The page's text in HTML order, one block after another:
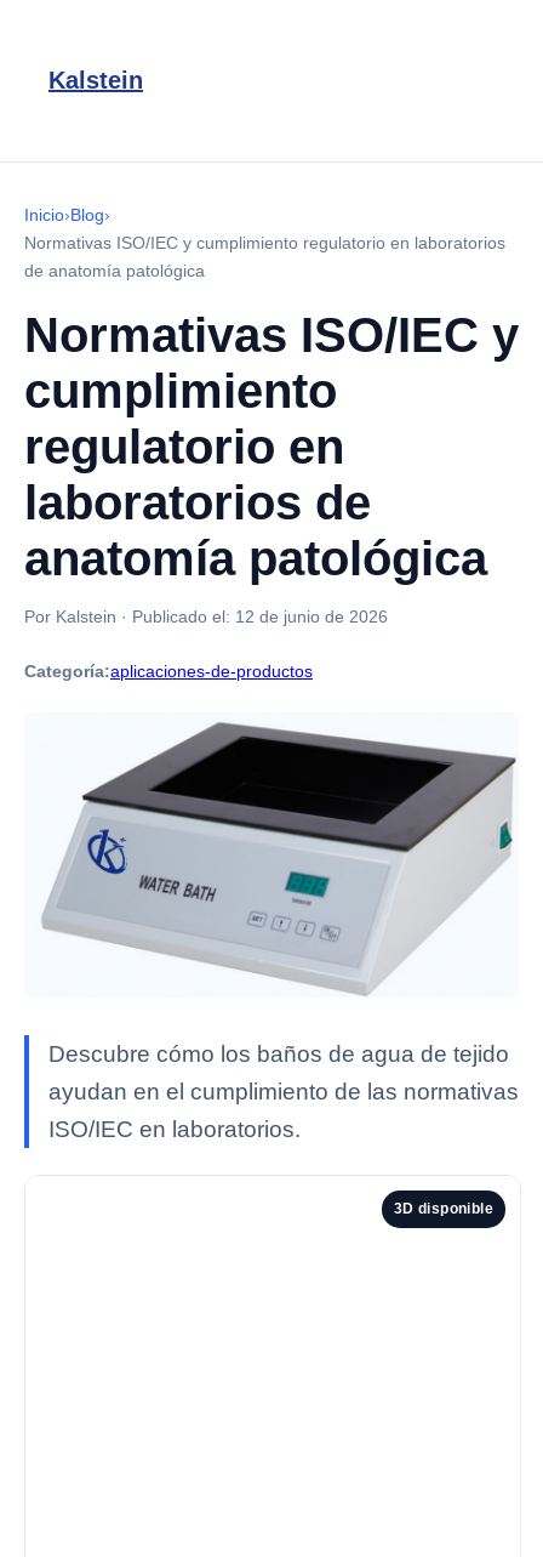
Kalstein
Inicio›Blog›
Normativas ISO/IEC y cumplimiento regulatorio en laboratorios
de anatomía patológica
Normativas ISO/IEC y
cumplimiento
regulatorio en
laboratorios de
anatomía patológica
Por Kalstein · Publicado el: 12 de junio de 2026
Categoría:aplicaciones-de-productos
Descubre cómo los baños de agua de tejido
ayudan en el cumplimiento de las normativas
ISO/IEC en laboratorios.
3D disponible